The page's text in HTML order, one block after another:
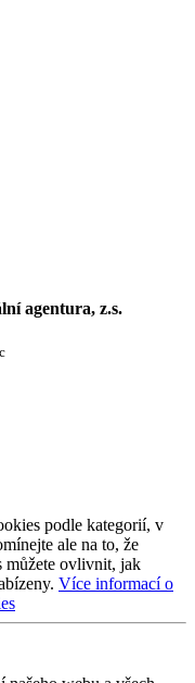
agentura, z.s.
podle kategorií, v
ale na to, že
můžete ovlivnit, jak
Více informací o